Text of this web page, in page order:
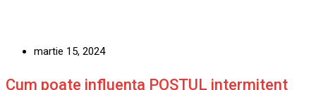
martie 15, 2024
Cum poate influența POSTUL intermitent